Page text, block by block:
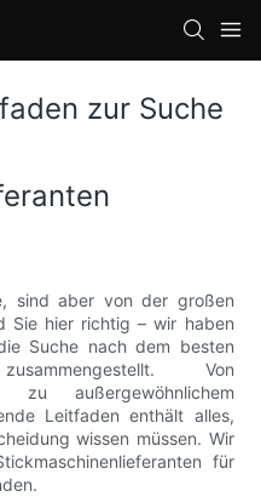
zur Suche
sind aber von der großen
Sie hier richtig – wir haben
Suche nach dem besten
Von
außergewöhnlichem
Leitfaden enthält alles,
wissen müssen. Wir
für